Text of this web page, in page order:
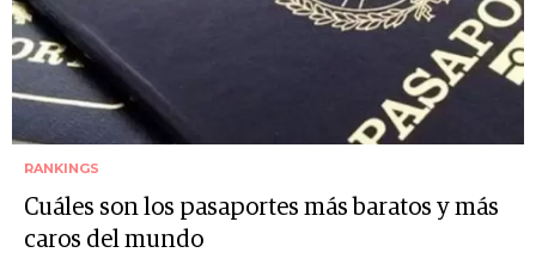
RANKINGS
Cuáles son los pasaportes más baratos y más
caros del mundo